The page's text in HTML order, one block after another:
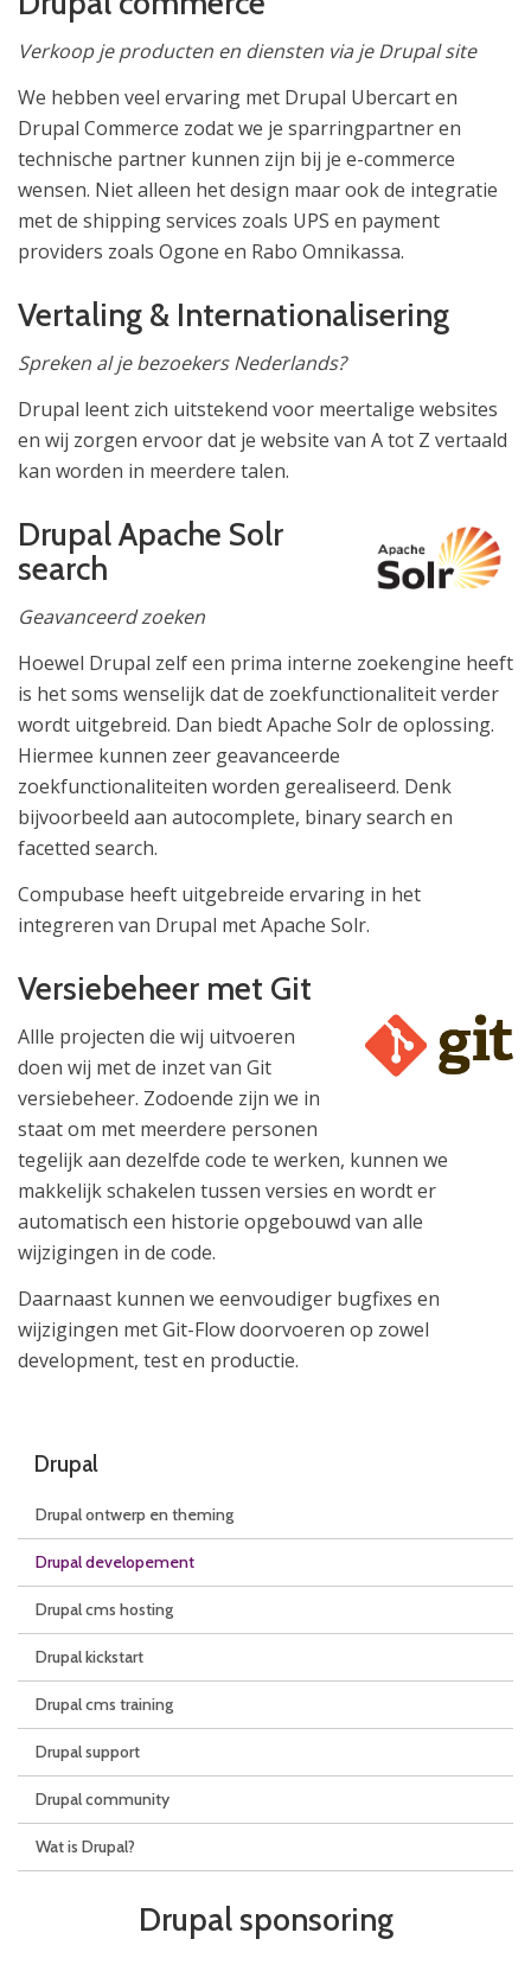
Verkoop je producten en diensten via je Drupal site
We hebben veel ervaring met Drupal Ubercart en
Drupal Commerce zodat we je sparringpartner en
technische partner kunnen zijn bij je e-commerce
wensen. Niet alleen het design maar ook de integratie
met de shipping services zoals UPS en payment
providers zoals Ogone en Rabo Omnikassa.
Vertaling & Internationalisering
Spreken al je bezoekers Nederlands?
Drupal leent zich uitstekend voor meertalige websites
en wij zorgen ervoor dat je website van A tot Z vertaald
kan worden in meerdere talen.
Drupal Apache Solr
search
Geavanceerd zoeken
Hoewel Drupal zelf een prima interne zoekengine heeft
is het soms wenselijk dat de zoekfunctionaliteit verder
wordt uitgebreid. Dan biedt Apache Solr de oplossing.
Hiermee kunnen zeer geavanceerde
zoekfunctionaliteiten worden gerealiseerd. Denk
bijvoorbeeld aan autocomplete, binary search en
facetted search.
Compubase heeft uitgebreide ervaring in het
integreren van Drupal met Apache Solr.
Versiebeheer met Git
Allle projecten die wij uitvoeren
doen wij met de inzet van Git
versiebeheer. Zodoende zijn we in
staat om met meerdere personen
tegelijk aan dezelfde code te werken, kunnen we
makkelijk schakelen tussen versies en wordt er
automatisch een historie opgebouwd van alle
wijzigingen in de code.
Daarnaast kunnen we eenvoudiger bugfixes en
wijzigingen met Git-Flow doorvoeren op zowel
development, test en productie.
Drupal
Drupal ontwerp en theming
Drupal developement
Drupal cms hosting
Drupal kickstart
Drupal cms training
Drupal support
Drupal community
Wat is Drupal?
Drupal sponsoring